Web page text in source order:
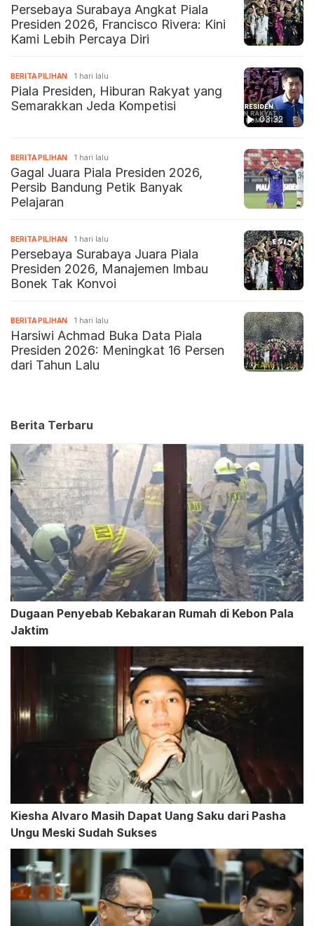
Persebaya Surabaya Angkat Piala
Presiden 2026, Francisco Rivera: Kini
Kami Lebih Percaya Diri
03:32
BERITA PILIHAN 1 hari lalu
Piala Presiden, Hiburan Rakyat yang
Semarakkan Jeda Kompetisi
BERITA PILIHAN 1 hari lalu
Gagal Juara Piala Presiden 2026,
Persib Bandung Petik Banyak
Pelajaran
BERITA PILIHAN 1 hari lalu
Persebaya Surabaya Juara Piala
Presiden 2026, Manajemen Imbau
Bonek Tak Konvoi
BERITA PILIHAN 1 hari lalu
Harsiwi Achmad Buka Data Piala
Presiden 2026: Meningkat 16 Persen
dari Tahun Lalu
Berita Terbaru
Dugaan Penyebab Kebakaran Rumah di Kebon Pala
Jaktim
Kiesha Alvaro Masih Dapat Uang Saku dari Pasha
Ungu Meski Sudah Sukses